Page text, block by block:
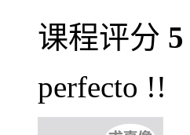
课程评分 5
perfecto !!